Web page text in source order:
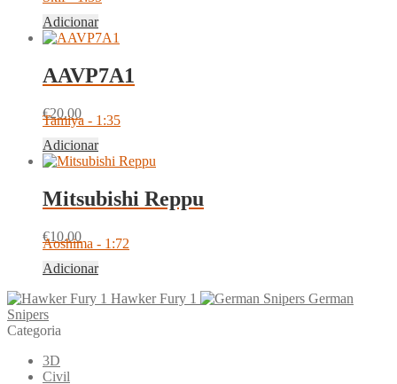
Adicionar
AAVP7A1
€20.00
Tamiya - 1:35
Adicionar
Mitsubishi Reppu
€10.00
Aoshima - 1:72
Adicionar
Hawker Fury 1
German
Snipers
Categoria
3D
Civil